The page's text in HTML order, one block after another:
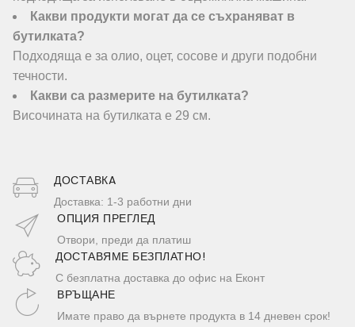
Какви продукти могат да се съхраняват в
бутилката?
Подходяща е за олио, оцет, сосове и други подобни
течности.
Какви са размерите на бутилката?
Височината на бутилката е 29 см.
ДОСТАВКA
Доставка: 1-3 работни дни
ОПЦИЯ ПРЕГЛЕД
Отвори, преди да платиш
ДОСТАВЯМЕ БЕЗПЛАТНО!
С безплатна доставка до офис на Еконт
ВРЪЩАНЕ
Имате право да върнете продукта в 14 дневен срок!